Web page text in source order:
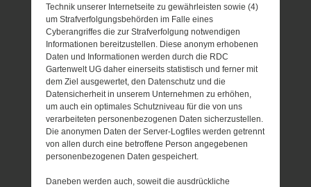
Technik unserer Internetseite zu gewährleisten sowie (4)
um Strafverfolgungsbehörden im Falle eines
Cyberangriffes die zur Strafverfolgung notwendigen
Informationen bereitzustellen. Diese anonym erhobenen
Daten und Informationen werden durch die RDC
Gartenwelt UG daher einerseits statistisch und ferner mit
dem Ziel ausgewertet, den Datenschutz und die
Datensicherheit in unserem Unternehmen zu erhöhen,
um auch ein optimales Schutzniveau für die von uns
verarbeiteten personenbezogenen Daten sicherzustellen.
Die anonymen Daten der Server-Logfiles werden getrennt
von allen durch eine betroffene Person angegebenen
personenbezogenen Daten gespeichert.
Daneben werden auch, soweit die ausdrückliche